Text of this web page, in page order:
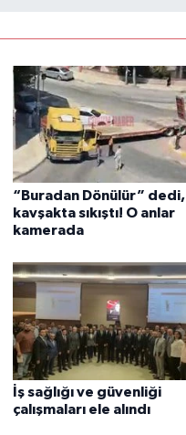
“Buradan Dönülür” dedi,
kavşakta sıkıştı! O anlar
kamerada
İş sağlığı ve güvenliği
çalışmaları ele alındı